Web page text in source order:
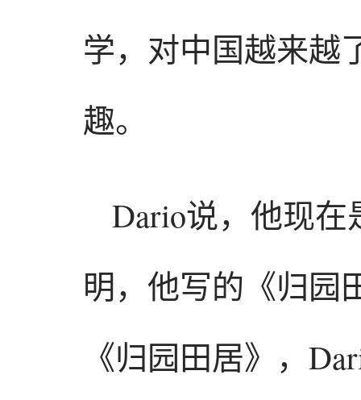
学，对中国越来越
趣。
Dario说，他现
明，他写的《归园
《归园田居》，